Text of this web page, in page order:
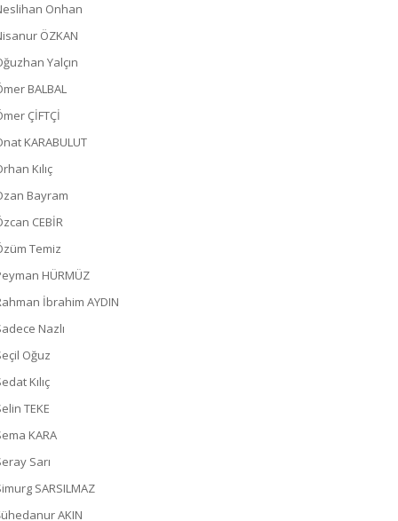
Onhan
ÖZKAN
Yalçın
BALBAL
ÇİFTÇİ
KARABULUT
Kılıç
Bayram
CEBİR
Temiz
HÜRMÜZ
İbrahim AYDIN
Nazlı
Oğuz
Kılıç
TEKE
KARA
Sarı
SARSILMAZ
AKIN